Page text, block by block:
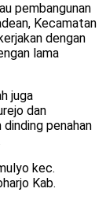
pembangunan
Kecamatan
dengan
lama
juga
dan
penahan
kec.
Kab.